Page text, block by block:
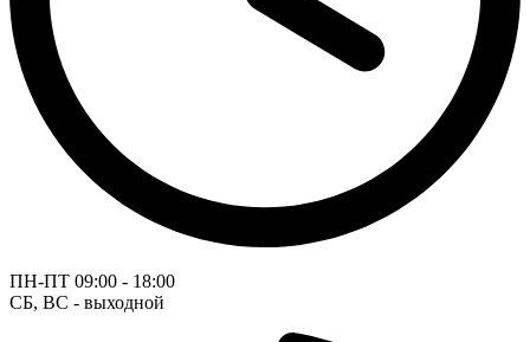
ПН-ПТ 09:00 - 18:00
СБ, ВС - выходной